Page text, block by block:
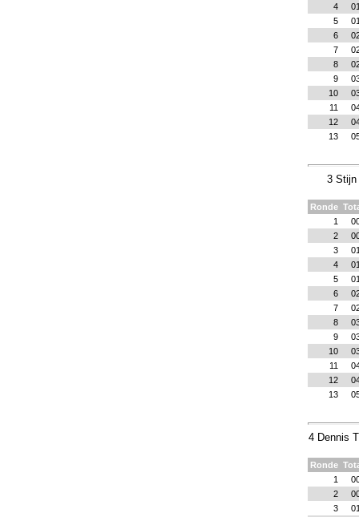
4
5
6
7
8
9
10
11
12
13
3 Stijn
Ronde
1
2
3
4
5
6
7
8
9
10
11
12
13
4 Dennis
Ronde
1
2
3